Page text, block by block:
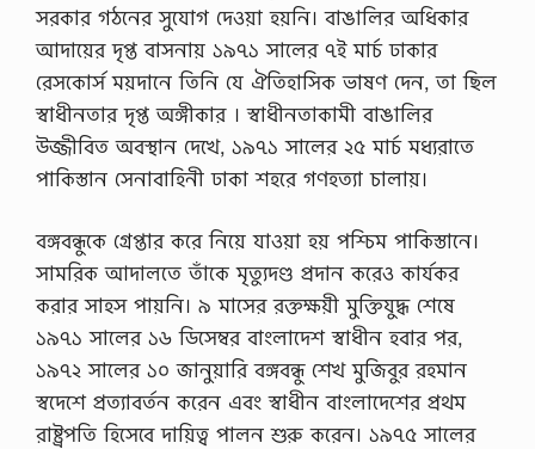
সরকার গঠনের সুযােগ দেওয়া হয়নি। বাঙালির অধিকার
আদায়ের দৃপ্ত বাসনায় ১৯৭১ সালের ৭ই মার্চ ঢাকার
রেসকোর্স ময়দানে তিনি যে ঐতিহাসিক ভাষণ দেন, তা ছিল
স্বাধীনতার দৃপ্ত অঙ্গীকার । স্বাধীনতাকামী বাঙালির
উজ্জীবিত অবস্থান দেখে, ১৯৭১ সালের ২৫ মার্চ মধ্যরাতে
পাকিস্তান সেনাবাহিনী ঢাকা শহরে গণহত্যা চালায়।
বঙ্গবন্ধুকে গ্রেপ্তার করে নিয়ে যাওয়া হয় পশ্চিম পাকিস্তানে।
সামরিক আদালতে তাঁকে মৃত্যুদণ্ড প্রদান করেও কার্যকর
করার সাহস পায়নি। ৯ মাসের রক্তক্ষয়ী মুক্তিযুদ্ধ শেষে
১৯৭১ সালের ১৬ ডিসেম্বর বাংলাদেশ স্বাধীন হবার পর,
১৯৭২ সালের ১০ জানুয়ারি বঙ্গবন্ধু শেখ মুজিবুর রহমান
স্বদেশে প্রত্যাবর্তন করেন এবং স্বাধীন বাংলাদেশের প্রথম
রাষ্ট্রপতি হিসেবে দায়িত্ব পালন শুরু করেন। ১৯৭৫ সালের